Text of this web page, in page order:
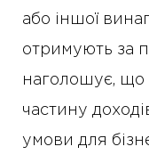
або іншої
отримують за
наголошує, що
частину
умови для